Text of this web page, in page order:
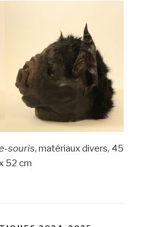
souris, matériaux divers, 45
52 cm